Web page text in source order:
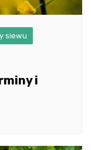
siewu
i